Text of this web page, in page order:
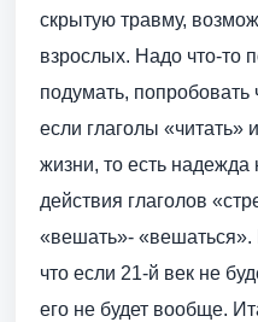
скрытую травму,
взрослых. Надо что-то
подумать,
если глаголы «читать»
жизни, то есть
действия глаголов
«вешать»- «вешаться».
что если 21-й век не
его не будет вообще.